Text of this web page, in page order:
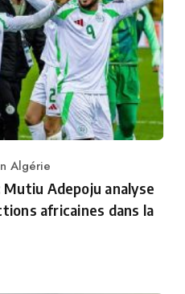
Algérie
Adepoju analyse
africaines dans la